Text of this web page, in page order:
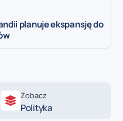
planuje ekspansję do
Zobacz
Polityka